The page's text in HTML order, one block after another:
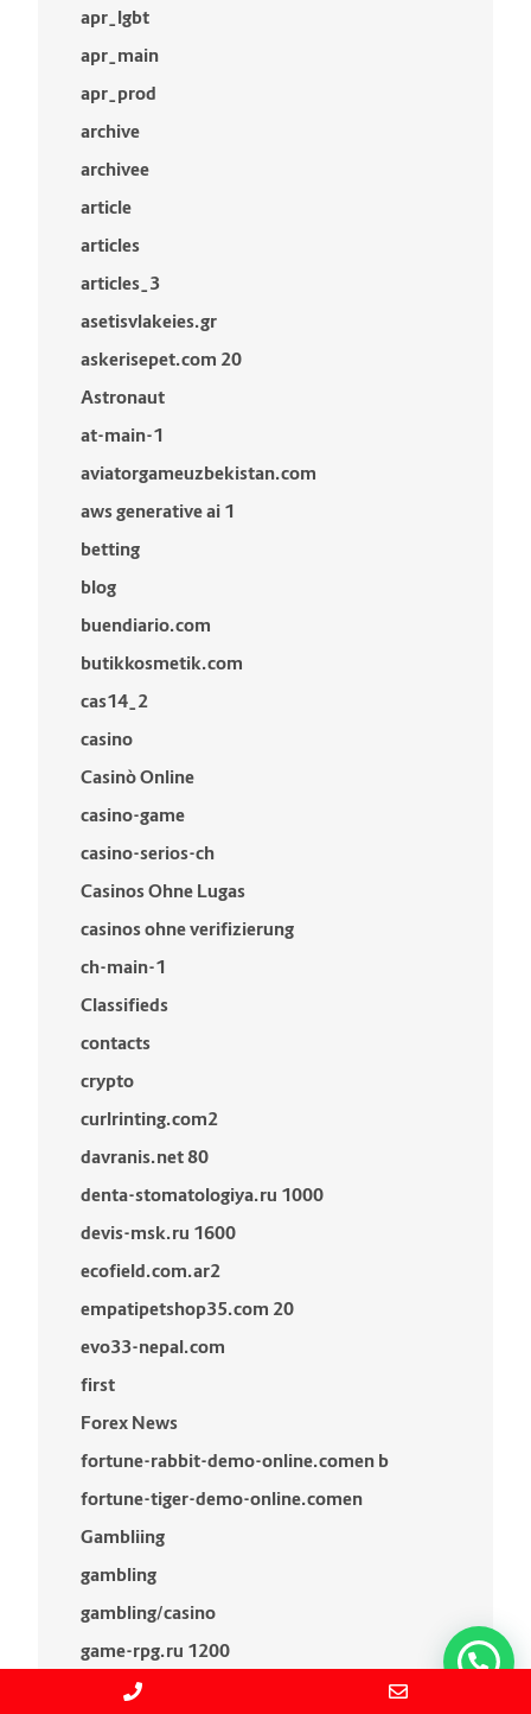
apr_lgbt
apr_main
apr_prod
archive
archivee
article
articles
articles_3
asetisvlakeies.gr
askerisepet.com 20
Astronaut
at-main-1
aviatorgameuzbekistan.com
aws generative ai 1
betting
blog
buendiario.com
butikkosmetik.com
cas14_2
casino
Casinò Online
casino-game
casino-serios-ch
Casinos Ohne Lugas
casinos ohne verifizierung
ch-main-1
Classifieds
contacts
crypto
curlrinting.com2
davranis.net 80
denta-stomatologiya.ru 1000
devis-msk.ru 1600
ecofield.com.ar2
empatipetshop35.com 20
evo33-nepal.com
first
Forex News
fortune-rabbit-demo-online.comen b
fortune-tiger-demo-online.comen
Gambliing
gambling
gambling/casino
game-rpg.ru 1200
game-rpg.ru 80